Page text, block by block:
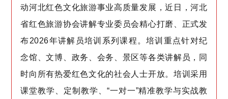
动河北红色文化旅游事业高质量发展，近日，河北
省红色旅游协会讲解专业委员会精心打磨、正式发
布2026年讲解员培训系列课程。培训重点针对纪
念馆、文博、政务、会务、景区等各类讲解员，同
时向所有热爱红色文化的社会人士开放。培训采用
课堂教学、定制教学、“一对一”精准教学与实战教